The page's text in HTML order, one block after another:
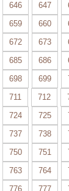
646 647
659 660
672 673
685 686
698 699
711 712
724 725
737 738
750 751
763 764
776 777